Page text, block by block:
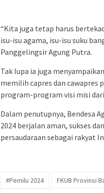
“Kita juga tetap harus
isu-isu agama, isu-isu suku
Panggelingsir Agung Putra.
Tak lupa ia juga
memilih capres dan cawapres
program-program visi misi
Dalam penutupnya, Bendesa
2024 berjalan aman, sukses
persaudaraan sebagai rakyat
#Pemilu 2024 FKUB Provinsi